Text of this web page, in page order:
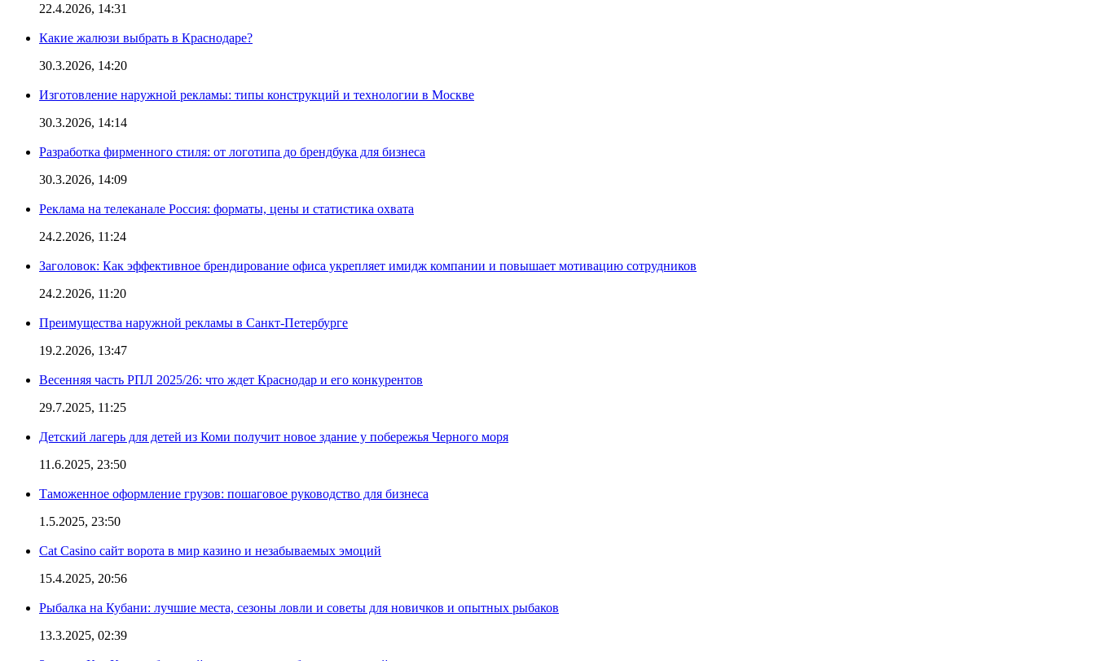
22.4.2026, 14:31
Какие жалюзи выбрать в Краснодаре?
30.3.2026, 14:20
Изготовление наружной рекламы: типы конструкций и технологии в Москве
30.3.2026, 14:14
Разработка фирменного стиля: от логотипа до брендбука для бизнеса
30.3.2026, 14:09
Реклама на телеканале Россия: форматы, цены и статистика охвата
24.2.2026, 11:24
Заголовок: Как эффективное брендирование офиса укрепляет имидж компании и повышает мотивацию сотрудников
24.2.2026, 11:20
Преимущества наружной рекламы в Санкт-Петербурге
19.2.2026, 13:47
Весенняя часть РПЛ 2025/26: что ждет Краснодар и его конкурентов
29.7.2025, 11:25
Детский лагерь для детей из Коми получит новое здание у побережья Черного моря
11.6.2025, 23:50
Таможенное оформление грузов: пошаговое руководство для бизнеса
1.5.2025, 23:50
Cat Casino сайт ворота в мир казино и незабываемых эмоций
15.4.2025, 20:56
Рыбалка на Кубани: лучшие места, сезоны ловли и советы для новичков и опытных рыбаков
13.3.2025, 02:39